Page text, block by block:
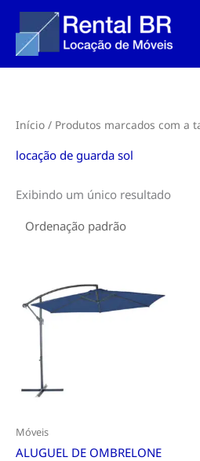
para
conteúdo
Início / Produtos marcados com a
locação de guarda sol
Exibindo um único resultado
Móveis
ALUGUEL DE OMBRELONE